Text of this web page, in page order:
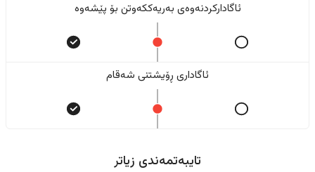
ئاگادارکردنەوەی بەریەککەوتن بۆ پێشەوە
ئاگاداری ڕۆیشتنی شەقام
تایبەتمەندی زیاتر